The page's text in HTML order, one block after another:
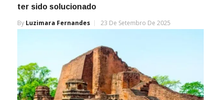
ter sido solucionado
By Luzimara Fernandes 23 De Setembro De 2025